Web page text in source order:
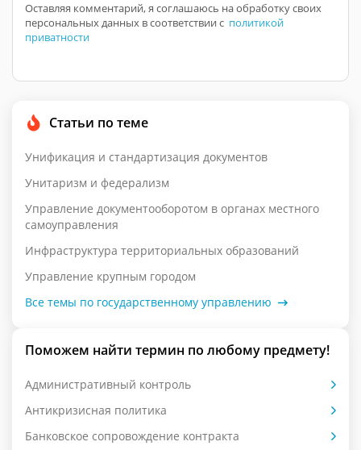
Оставляя комментарий, я соглашаюсь на обработку своих
персональных данных в соответствии с политикой
приватности
Статьи по теме
Унификация и стандартизация документов
Унитаризм и федерализм
Управление документооборотом в органах местного
самоуправления
Инфраструктура территориальных образований
Управление крупным городом
Все темы по государственному управлению
Поможем найти термин по любому предмету!
Административный контроль
Антикризисная политика
Банковское сопровождение контракта